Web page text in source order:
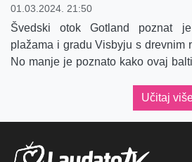
01.03.2024. 21:50
Švedski otok Gotland poznat
plažama i gradu Visbyju s drevnim
No manje je poznato kako ovaj
Učitaj